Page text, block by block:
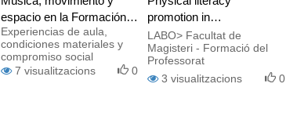
espacio en la Formación
del Profesorado
Experiencias de aula,
condiciones materiales y
compromiso social
7 visualitzacions 0
promotion in
schoolchildren
LABO> Facultat de
Magisteri - Formació del
Professorat
3 visualitzacions 0